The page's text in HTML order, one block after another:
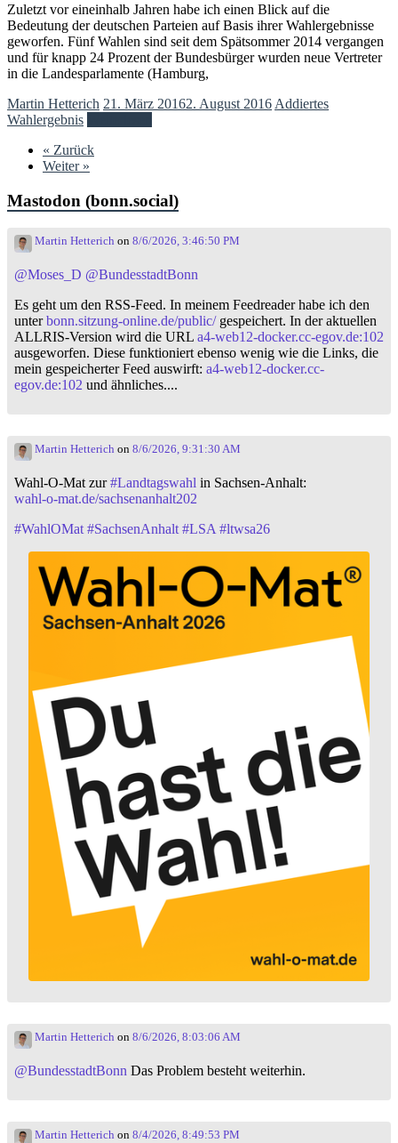
Zuletzt vor eineinhalb Jahren habe ich einen Blick auf die
Bedeutung der deutschen Parteien auf Basis ihrer Wahlergebnisse
geworfen. Fünf Wahlen sind seit dem Spätsommer 2014 vergangen
und für knapp 24 Prozent der Bundesbürger wurden neue Vertreter
in die Landesparlamente (Hamburg,
Martin Hetterich 21. März 20162. August 2016 Addiertes
Wahlergebnis
« Zurück
Weiter »
Mastodon (bonn.social)
Martin Hetterich on 8/6/2026, 3:46:50 PM
@Moses_D @BundesstadtBonn
Es geht um den RSS-Feed. In meinem Feedreader habe ich den
unterbonn.sitzung-online.de/public/gespeichert. In der aktuellen
ALLRIS-Version wird die URL a4-web12-docker.cc-egov.de:102
ausgeworfen. Diese funktioniert ebenso wenig wie die Links, die
mein gespeicherter Feed auswirft: a4-web12-docker.cc-
egov.de:102 und ähnliches....
Martin Hetterich on 8/6/2026, 9:31:30 AM
Wahl-O-Mat zur#Landtagswahl in Sachsen-Anhalt:
wahl-o-mat.de/sachsenanhalt202
#WahlOMat #SachsenAnhalt #LSA #ltwsa26
Martin Hetterich on 8/6/2026, 8:03:06 AM
@BundesstadtBonn Das Problem besteht weiterhin.
Martin Hetterich on 8/4/2026, 8:49:53 PM